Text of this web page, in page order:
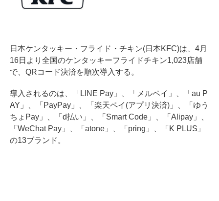
日本ケンタッキー・フライド・チキン(日本KFC)は、4月
16日より全国のケンタッキーフライドチキン1,023店舗
で、QRコード決済を順次導入する。
導入されるのは、「LINE Pay」、「メルペイ」、「au P
AY」、「PayPay」、「楽天ペイ(アプリ決済)」、「ゆう
ちょPay」、「d払い」、「Smart Code」、「Alipay」、
「WeChat Pay」、「atone」、「pring」、「K PLUS」
の13ブランド。